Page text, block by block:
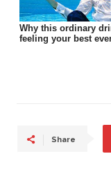
Share